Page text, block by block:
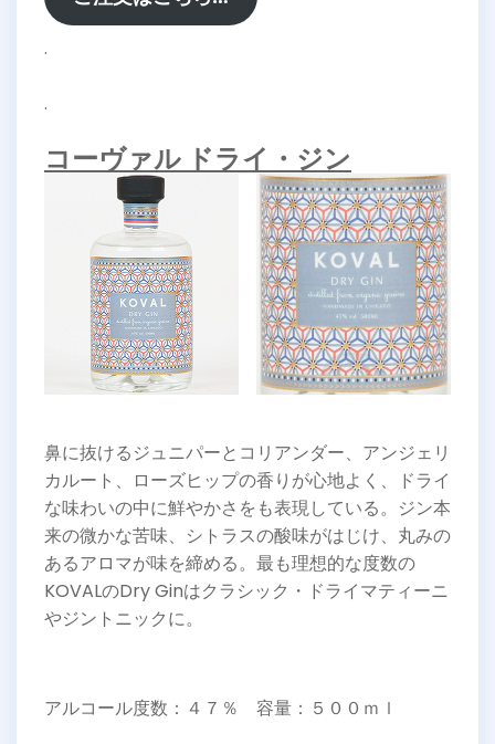
.
.
コーヴァル ドライ・ジン
鼻に抜けるジュニパーとコリアンダー、アンジェリ
カルート、ローズヒップの香りが心地よく、ドライ
な味わいの中に鮮やかさをも表現している。ジン本
来の微かな苦味、シトラスの酸味がはじけ、丸みの
あるアロマが味を締める。最も理想的な度数の
KOVALのDry Ginはクラシック・ドライマティーニ
やジントニックに。
アルコール度数：４７％ 容量：５００ｍｌ